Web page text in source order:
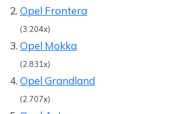
Opel Frontera
(3.204x)
Opel Mokka
(2.831x)
Opel Grandland
(2.707x)